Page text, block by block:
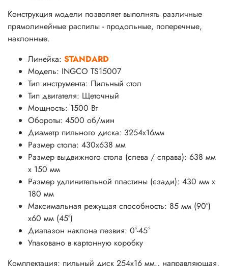
Конструкция модели позволяет выполнять различные
прямолинейные распилы - продольные, поперечные,
наклонные.
Линейка: STANDARD
Модель: INGCO TS15007
Тип инструмента: Пильный стол
Тип двигателя: Щеточный
Мощность: 1500 Вт
Обороты: 4500 об/мин
Диаметр пильного диска: 3254х16мм
Размер стола: 430x638 мм
Размер выдвижного стола (слева / справа): 638 мм
x 150 мм
Размер удлинительной пластины (сзади): 430 мм x
180 мм
Максимальная режущая способность: 85 мм (90°)
x60 мм (45°)
Диапазон наклона лезвия: 0°-45°
Упаковано в картонную коробку
Комплектация: пильный диск 254х16 мм., направляющая,